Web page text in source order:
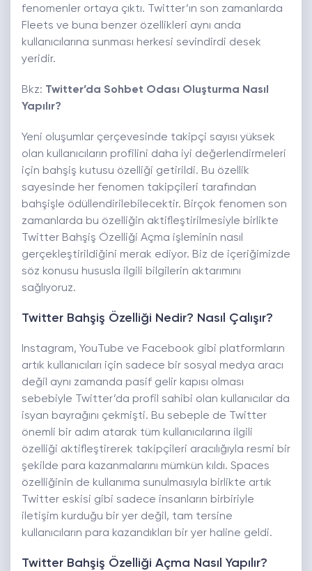
fenomenler ortaya çıktı. Twitter’ın son zamanlarda
Fleets ve buna benzer özellikleri aynı anda
kullanıcılarına sunması herkesi sevindirdi desek
yeridir.
Bkz: Twitter’da Sohbet Odası Oluşturma Nasıl
Yapılır?
Yeni oluşumlar çerçevesinde takipçi sayısı yüksek
olan kullanıcıların profilini daha iyi değerlendirmeleri
için bahşiş kutusu özelliği getirildi. Bu özellik
sayesinde her fenomen takipçileri tarafından
bahşişle ödüllendirilebilecektir. Birçok fenomen son
zamanlarda bu özelliğin aktifleştirilmesiyle birlikte
Twitter Bahşiş Özelliği Açma işleminin nasıl
gerçekleştirildiğini merak ediyor. Biz de içeriğimizde
söz konusu hususla ilgili bilgilerin aktarımını
sağlıyoruz.
Twitter Bahşiş Özelliği Nedir? Nasıl Çalışır?
Instagram, YouTube ve Facebook gibi platformların
artık kullanıcıları için sadece bir sosyal medya aracı
değil aynı zamanda pasif gelir kapısı olması
sebebiyle Twitter’da profil sahibi olan kullanıcılar da
isyan bayrağını çekmişti. Bu sebeple de Twitter
önemli bir adım atarak tüm kullanıcılarına ilgili
özelliği aktifleştirerek takipçileri aracılığıyla resmi bir
şekilde para kazanmalarını mümkün kıldı. Spaces
özelliğinin de kullanıma sunulmasıyla birlikte artık
Twitter eskisi gibi sadece insanların birbiriyle
iletişim kurduğu bir yer değil, tam tersine
kullanıcıların para kazandıkları bir yer haline geldi.
Twitter Bahşiş Özelliği Açma Nasıl Yapılır?